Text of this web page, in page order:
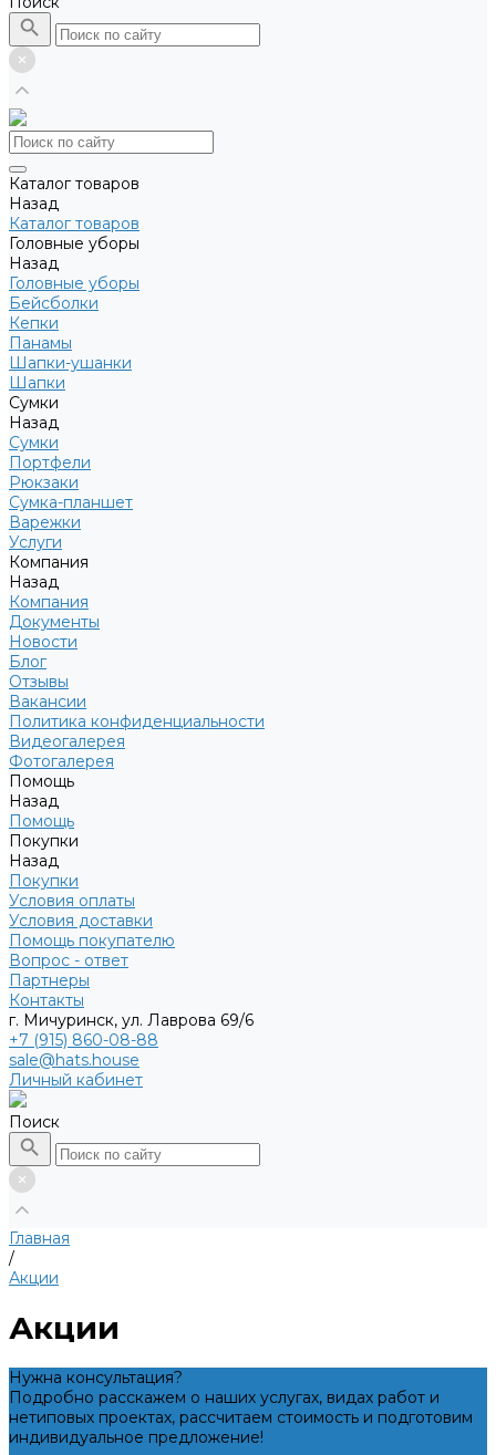
Каталог товаров
Назад
Каталог товаров
Головные уборы
Назад
Головные уборы
Бейсболки
Кепки
Панамы
Шапки-ушанки
Шапки
Сумки
Назад
Сумки
Портфели
Рюкзаки
Сумка-планшет
Варежки
Услуги
Компания
Назад
Компания
Документы
Новости
Блог
Отзывы
Вакансии
Политика конфиденциальности
Видеогалерея
Фотогалерея
Помощь
Назад
Помощь
Покупки
Назад
Покупки
Условия оплаты
Условия доставки
Помощь покупателю
Вопрос - ответ
Партнеры
Контакты
г. Мичуринск, ул. Лаврова 69/6
+7 (915) 860-08-88
sale@hats.house
Личный кабинет
Поиск
Главная
/
Акции
Акции
Нужна консультация?
Подробно расскажем о наших услугах, видах работ и
нетиповых проектах, рассчитаем стоимость и подготовим
индивидуальное предложение!